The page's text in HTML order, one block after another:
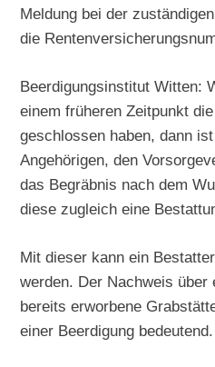
Meldung bei der
die
Beerdigungsinstitut Witten:
einem früheren Zeitpunkt
geschlossen haben, dann
Angehörigen, den
das Begräbnis nach dem
diese zugleich eine
Mit dieser kann ein
werden. Der Nachweis über
bereits erworbene
einer Beerdigung bedeutend.